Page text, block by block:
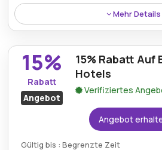
Mehr Details
Gäste können von 25% Rabatt
Mahlzeiten profitieren und so
mit köstlichen Optionen zu einem
genießen.
15%
Rabatt
Angebot
15% Rabatt Auf
Hotels
Verifiziertes
Angebot
Gültig bis : Begrenzte Zeit